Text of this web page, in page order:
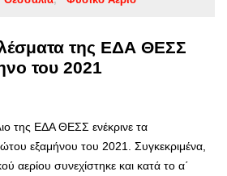
της ΕΔΑ ΘΕΣΣ
του 2021
της ΕΔΑ ΘΕΣΣ ενέκρινε τα
εξαμήνου του 2021. Συγκεκριμένα,
αερίου συνεχίστηκε και κατά το α΄